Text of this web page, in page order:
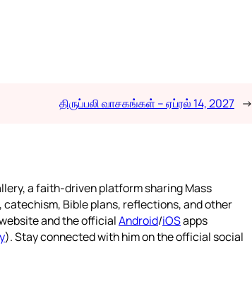
திருப்பலி வாசகங்கள் – ஏப்ரல் 14, 2027 →
a faith-driven platform sharing Mass
Bible plans, reflections, and other
and the officialAndroid/iOSapps
). Stay connected with him on the official social